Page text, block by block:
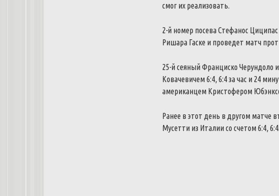
смог их реализовать.
2-й номер посева Стефанос
Ришара Гаске и проведет матч
25-й сеяный Франциско Черундоло
Ковачевичем 6:4, 6:4 за час и 24
американцем Кристофером
Ранее в этот день в другом матче
Мусетти из Италии со счетом 6:4, 6:4.